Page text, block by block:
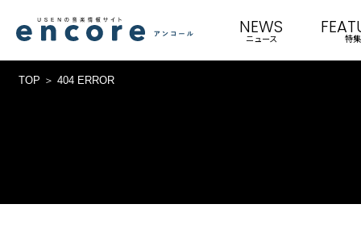
NEWS
ニュース 特集
TOP 404 ERROR